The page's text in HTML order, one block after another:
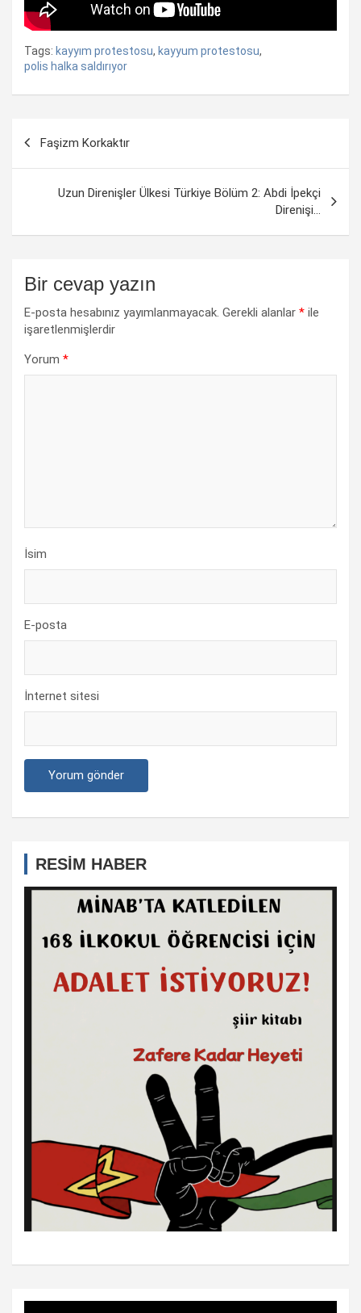
Tags: kayyım protestosu, kayyum protestosu,
polis halka saldırıyor
dolaşımı
Faşizm Korkaktır
Uzun Direnişler Ülkesi Türkiye Bölüm 2: Abdi İpekçi
Direnişi…
Bir cevap yazın
E-posta hesabınız yayımlanmayacak. Gerekli alanlar * ile
işaretlenmişlerdir
Yorum *
İsim
E-posta
İnternet sitesi
RESİM HABER